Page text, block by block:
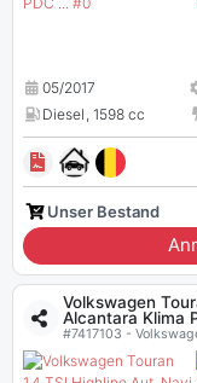
05/2017
Diesel, 1598 cc
Unser Bestand
Volkswagen
Alcantara Klima
#7417103 -